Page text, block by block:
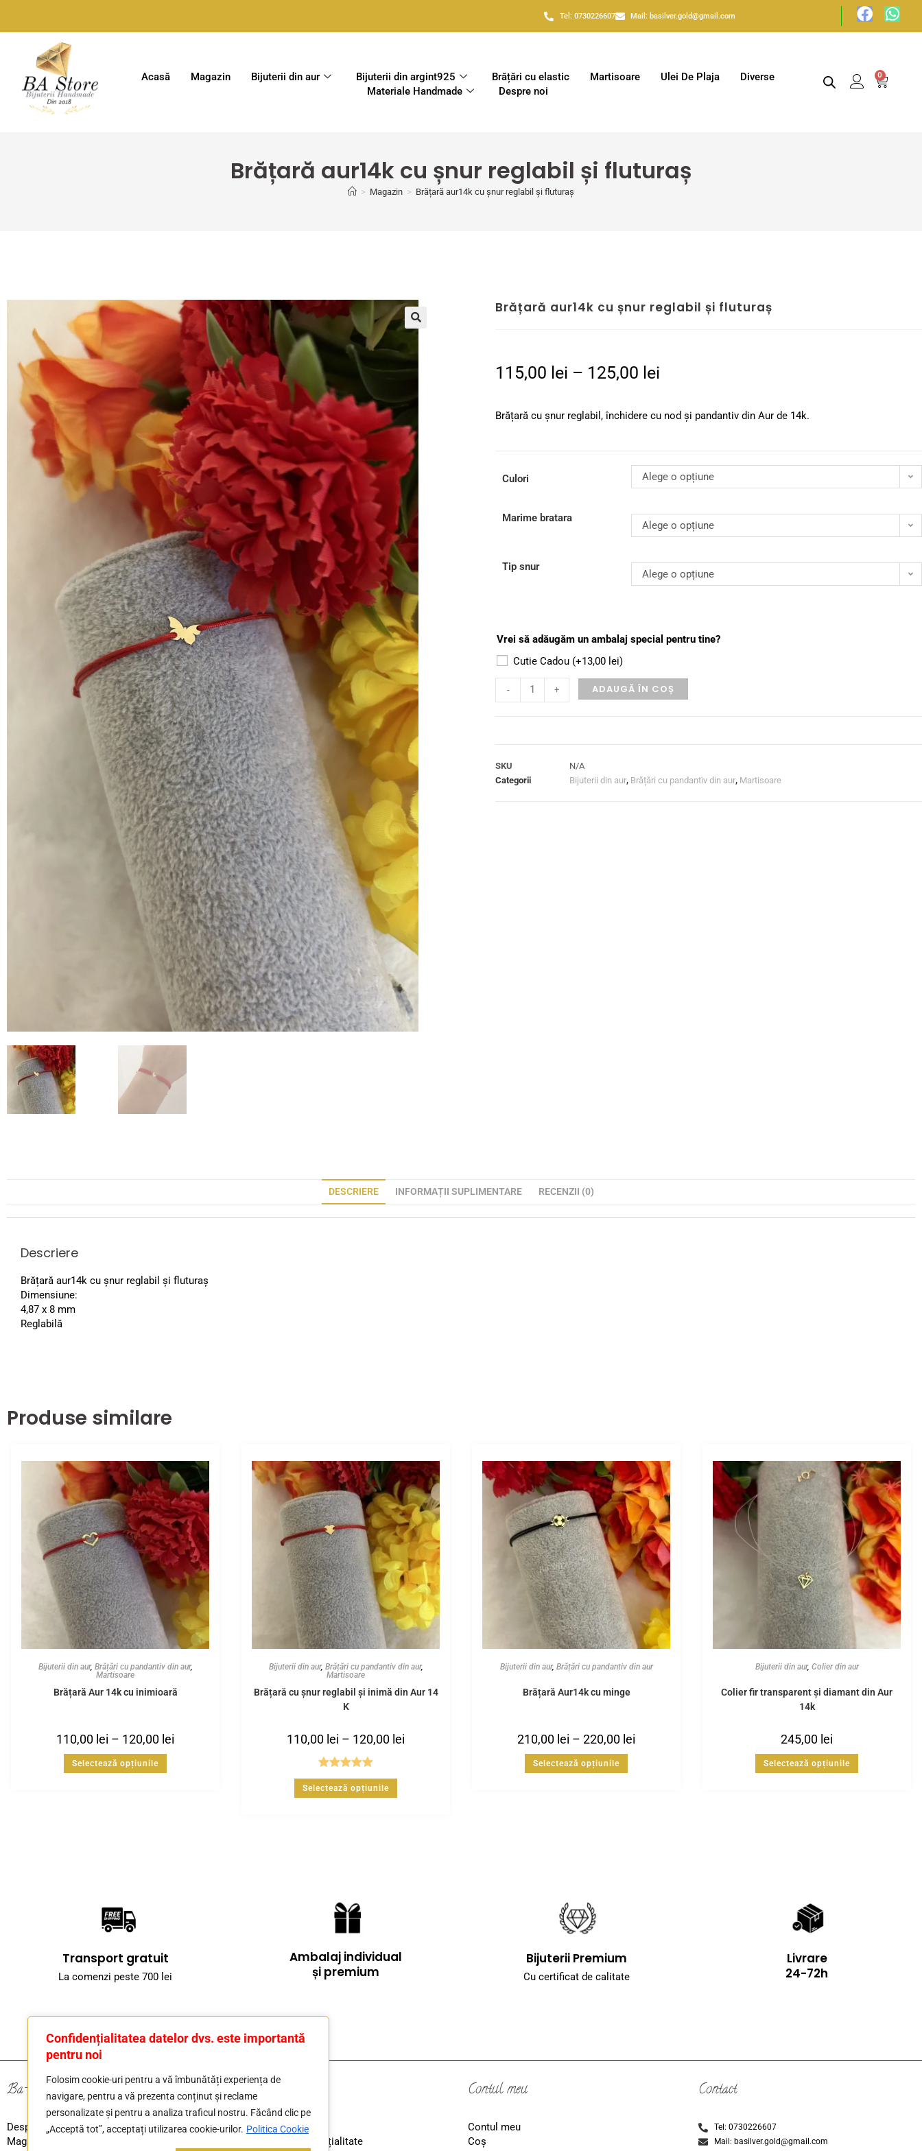
Confidențialitatea datelor dvs. este importantă
pentru noi
Folosim cookie-uri pentru a vă îmbunătăți experiența de
navigare, pentru a vă prezenta conținut și reclame
personalizate și pentru a analiza traficul nostru. Făcând clic pe
„Acceptă tot”, acceptați utilizarea cookie-urilor. Politica Cookie
Tel: 0730226607 Mail: basilver.gold@gmail.com
Acasă Magazin Bijuterii din aur Bijuterii din argint925 Brățări cu elastic Martisoare Ulei De Plaja
Diverse
Materiale Handmade
Despre noi
0
Brățară aur14k cu șnur reglabil și fluturaș
> Magazin > Brățară aur14k cu șnur reglabil și fluturaș
🔍
Brățară aur14k cu șnur reglabil și fluturaș
115,00 lei – 125,00 lei
Brățară cu șnur reglabil, închidere cu nod și pandantiv din Aur de 14k.
Culori Alege o opțiune
Marime bratara
Alege o opțiune
Tip snur
Alege o opțiune
Vrei să adăugăm un ambalaj special pentru tine?
Cutie Cadou (+13,00 lei)
- + ADAUGĂ ÎN COȘ
SKU
N/A
Categorii
Bijuterii din aur, Brățări cu pandantiv din aur, Martisoare
DESCRIERE INFORMAȚII SUPLIMENTARE RECENZII (0)
Descriere
Brățară aur14k cu șnur reglabil și fluturaș
Dimensiune:
4,87 x 8 mm
Reglabilă
Produse similare
Bijuterii din aur, Brățări cu pandantiv din aur,
Martisoare
Brățară Aur 14k cu inimioară
110,00 lei – 120,00 lei
Selectează opțiunile
Bijuterii din aur, Brățări cu pandantiv din aur,
Martisoare
Brățară cu șnur reglabil și inimă din Aur 14
K
110,00 lei – 120,00 lei
Evaluat la
5.00din 5
Selectează opțiunile
Bijuterii din aur, Brățări cu pandantiv din aur
Brățară Aur14k cu minge
210,00 lei – 220,00 lei
Selectează opțiunile
Bijuterii din aur, Colier din aur
Colier fir transparent și diamant din Aur
14k
245,00 lei
Selectează opțiunile
Transport gratuit
La comenzi peste 700 lei
Ambalaj individual
și premium
Bijuterii Premium
Cu certificat de calitate
Livrare
24-72h
Ba-store
Despre Noi
Magazin
Informații
Termeni și condiții
Politica de confidențialitate
Contul meu
Contul meu
Coş
Contact
Tel: 0730226607
Mail: basilver.gold@gmail.com